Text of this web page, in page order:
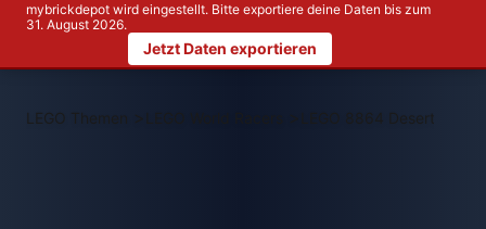
mybrickdepot wird eingestellt. Bitte exportiere deine Daten bis zum
31. August 2026.
Jetzt Daten exportieren
LEGO Themen > LEGO 8864 Desert of